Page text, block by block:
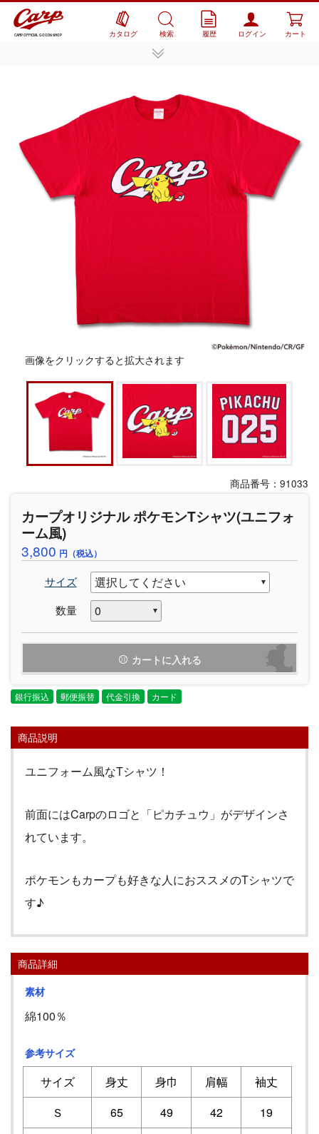
CARP OFFICIAL GOODS SHOP カタログ 検索 履歴 ログイン カート
画像をクリックすると拡大されます
商品番号：91033
カープオリジナル ポケモンTシャツ(ユニフォ
ーム風)
3,800 円（税込）
サイズ
数量
カートに入れる
銀行振込 郵便振替 代金引換 カード
商品説明
ユニフォーム風なTシャツ！
前面にはCarpのロゴと「ピカチュウ」がデザインさ
れています。
ポケモンもカープも好きな人におススメのTシャツで
す♪
商品詳細
素材
綿100％
参考サイズ
サイズ 身丈 身巾 肩幅
袖丈
Ｓ
65 49 42
19